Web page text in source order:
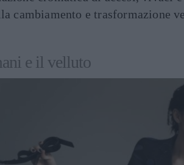
cambiamento e trasformazione
e il velluto